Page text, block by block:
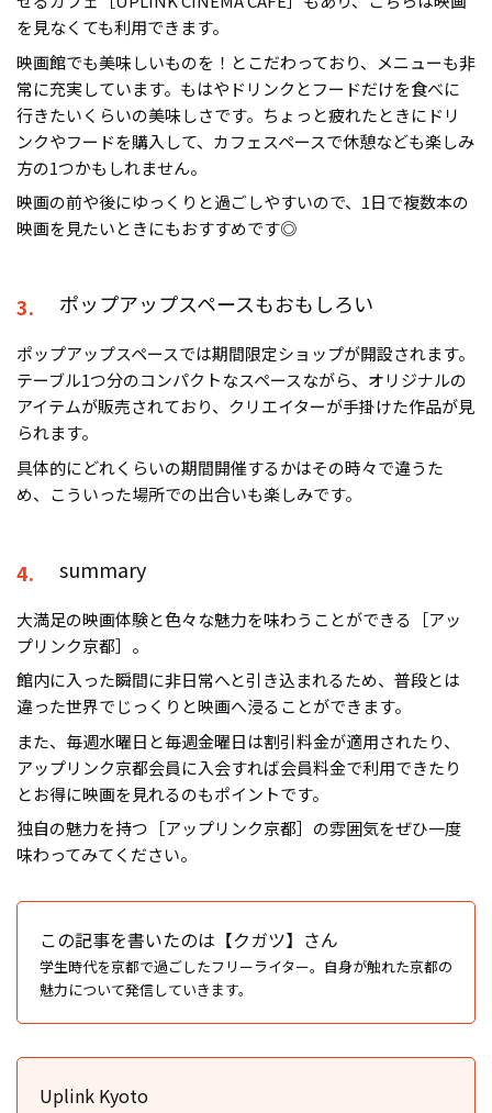
を見なくても利用できます。
映画館でも美味しいものを！とこだわっており、メニューも非
常に充実しています。もはやドリンクとフードだけを食べに
行きたいくらいの美味しさです。ちょっと疲れたときにドリ
ンクやフードを購入して、カフェスペースで休憩なども楽しみ
方の1つかもしれません。
映画の前や後にゆっくりと過ごしやすいので、1日で複数本の
映画を見たいときにもおすすめです◎
3. ポップアップスペースもおもしろい
ポップアップスペースでは期間限定ショップが開設されます。
テーブル1つ分のコンパクトなスペースながら、オリジナルの
アイテムが販売されており、クリエイターが手掛けた作品が見
られます。
具体的にどれくらいの期間開催するかはその時々で違うた
め、こういった場所での出合いも楽しみです。
4. summary
大満足の映画体験と色々な魅力を味わうことができる［アッ
プリンク京都］。
館内に入った瞬間に非日常へと引き込まれるため、普段とは
違った世界でじっくりと映画へ浸ることができます。
また、毎週水曜日と毎週金曜日は割引料金が適用されたり、
アップリンク京都会員に入会すれば会員料金で利用できたり
とお得に映画を見れるのもポイントです。
独自の魅力を持つ［アップリンク京都］の雰囲気をぜひ一度
味わってみてください。
この記事を書いたのは【クガツ】さん
学生時代を京都で過ごしたフリーライター。自身が触れた京都の
魅力について発信していきます。
Uplink Kyoto